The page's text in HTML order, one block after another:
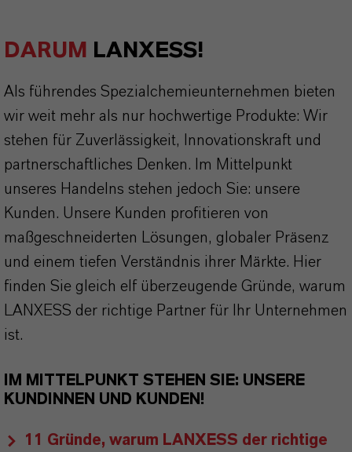
DARUM LANXESS!
Als führendes Spezialchemieunternehmen bieten
wir weit mehr als nur hochwertige Produkte: Wir
stehen für Zuverlässigkeit, Innovationskraft und
partnerschaftliches Denken. Im Mittelpunkt
unseres Handelns stehen jedoch Sie: unsere
Kunden. Unsere Kunden profitieren von
maßgeschneiderten Lösungen, globaler Präsenz
und einem tiefen Verständnis ihrer Märkte. Hier
finden Sie gleich elf überzeugende Gründe, warum
LANXESS der richtige Partner für Ihr Unternehmen
ist.
IM MITTELPUNKT STEHEN SIE: UNSERE
KUNDINNEN UND KUNDEN!
11 Gründe, warum LANXESS der richtige